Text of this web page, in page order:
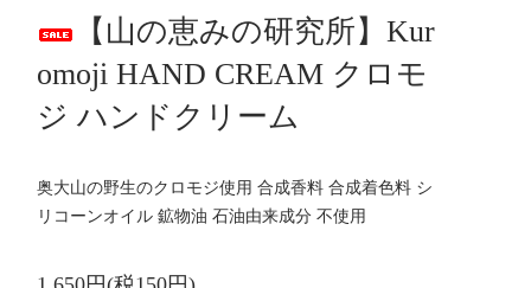
【山の恵みの研究所】Kur
omoji HAND CREAM クロモ
ジ ハンドクリーム
奥大山の野生のクロモジ使用 合成香料 合成着色料 シ
リコーンオイル 鉱物油 石油由来成分 不使用